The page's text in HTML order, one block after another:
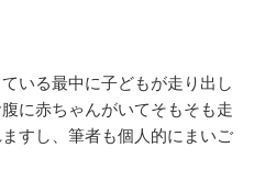
いる最中に子どもが走り出し
に赤ちゃんがいてそもそも走
すし、筆者も個人的にまいご